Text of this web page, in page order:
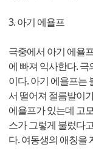
3. 아기 에욜프
극중에서 아기 에욜
에 빠져 익사한다.
이다. 아기 에욜프는
서 떨어져 절름발이
에욜프가 있는데 고
스가 그렇게 불렀다
다. 여동생의 애칭을